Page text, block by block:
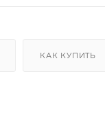
КАК КУПИТЬ